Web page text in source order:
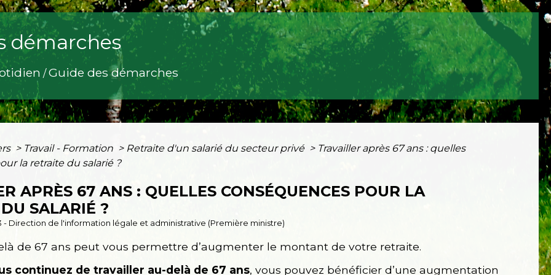
démarches
/Guide des démarches
> Travail - Formation > Retraite d'un salarié du secteur privé > Travailler après 67 ans : quelles
la retraite du salarié ?
APRÈS 67 ANS : QUELLES CONSÉQUENCES POUR LA
SALARIÉ ?
- Direction de l'information légale et administrative (Première ministre)
de 67 ans peut vous permettre d’augmenter le montant de votre retraite.
continuez de travailler au-delà de 67 ans, vous pouvez bénéficier d’une augmentation